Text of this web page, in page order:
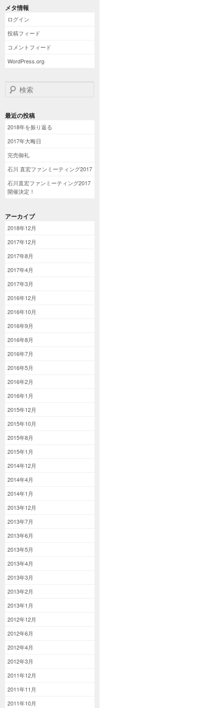
メタ情報
ログイン
投稿フィード
コメントフィード
WordPress.org
検索
最近の投稿
2018年を振り返る
2017年大晦日
完売御礼
石川 直宏ファンミーティング2017
石川直宏ファンミーティング2017
開催決定！
アーカイブ
2018年12月
2017年12月
2017年8月
2017年4月
2017年3月
2016年12月
2016年10月
2016年9月
2016年8月
2016年7月
2016年5月
2016年2月
2016年1月
2015年12月
2015年10月
2015年8月
2015年1月
2014年12月
2014年4月
2014年1月
2013年12月
2013年7月
2013年6月
2013年5月
2013年4月
2013年3月
2013年2月
2013年1月
2012年12月
2012年6月
2012年4月
2012年3月
2011年12月
2011年11月
2011年10月